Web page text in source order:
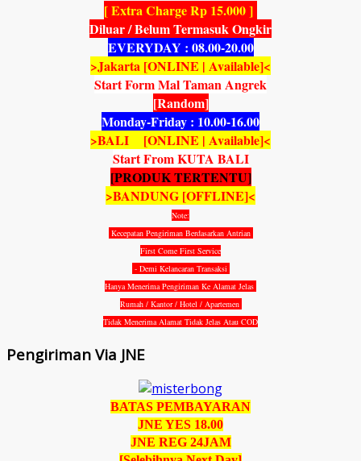
[ Extra Charge Rp 15.000 ]
Diluar / Belum Termasuk Ongkir
EVERYDAY : 08.00-20.00
>Jakarta [ONLINE | Available]<
Start Form Mal Taman Angrek
[Random]
Monday-Friday : 10.00-16.00
>BALI [ONLINE | Available]<
Start From KUTA BALI
[PRODUK TERTENTU]
>BANDUNG [OFFLINE]<
Note:
Kecepatan Pengiriman Berdasarkan Antrian
First Come First Service
- Demi Kelancaran Transaksi
Hanya Menerima Pengiriman Ke Alamat Jelas
Rumah / Kantor / Hotel / Apartemen
Tidak Menerima Alamat Tidak Jelas Atau COD
Pengiriman Via JNE
BATAS PEMBAYARAN
JNE YES 18.00
JNE REG 24JAM